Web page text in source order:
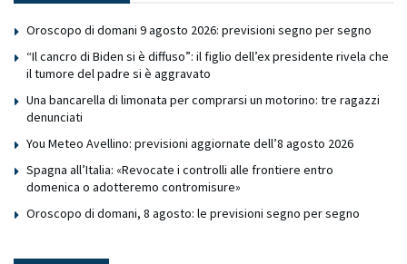
Oroscopo di domani 9 agosto 2026: previsioni segno per segno
“Il cancro di Biden si è diffuso”: il figlio dell’ex presidente rivela che
il tumore del padre si è aggravato
Una bancarella di limonata per comprarsi un motorino: tre ragazzi
denunciati
You Meteo Avellino: previsioni aggiornate dell’8 agosto 2026
Spagna all’Italia: «Revocate i controlli alle frontiere entro
domenica o adotteremo contromisure»
Oroscopo di domani, 8 agosto: le previsioni segno per segno